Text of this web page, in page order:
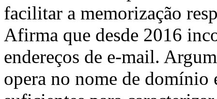
facilitar a memorização
Afirma que desde 2016
endereços de e-mail.
opera no nome de domínio